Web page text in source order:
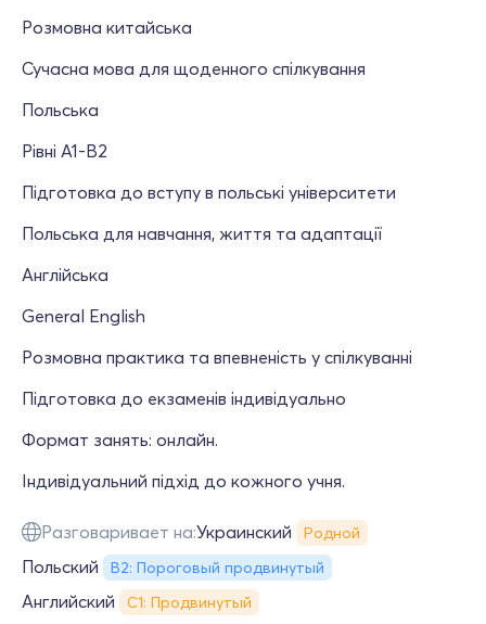
Розмовна китайська
Сучасна мова для щоденного спілкування
Польська
Рівні A1-B2
Підготовка до вступу в польські університети
Польська для навчання, життя та адаптації
Англійська
General English
Розмовна практика та впевненість у спілкуванні
Підготовка до екзаменів індивідуально
Формат занять: онлайн.
Індивідуальний підхід до кожного учня.
Разговаривает на:Украинский Родной
Польский B2: Пороговый продвинутый
Английский С1: Продвинутый